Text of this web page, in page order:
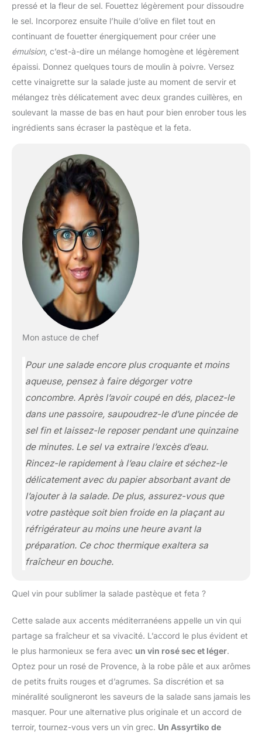
pressé et la fleur de sel. Fouettez légèrement pour dissoudre
le sel. Incorporez ensuite l’huile d’olive en filet tout en
continuant de fouetter énergiquement pour créer une
émulsion, c’est-à-dire un mélange homogène et légèrement
épaissi. Donnez quelques tours de moulin à poivre. Versez
cette vinaigrette sur la salade juste au moment de servir et
mélangez très délicatement avec deux grandes cuillères, en
soulevant la masse de bas en haut pour bien enrober tous les
ingrédients sans écraser la pastèque et la feta.
Mon astuce de chef
Pour une salade encore plus croquante et moins
aqueuse, pensez à faire dégorger votre
concombre. Après l’avoir coupé en dés, placez-le
dans une passoire, saupoudrez-le d’une pincée de
sel fin et laissez-le reposer pendant une quinzaine
de minutes. Le sel va extraire l’excès d’eau.
Rincez-le rapidement à l’eau claire et séchez-le
délicatement avec du papier absorbant avant de
l’ajouter à la salade. De plus, assurez-vous que
votre pastèque soit bien froide en la plaçant au
réfrigérateur au moins une heure avant la
préparation. Ce choc thermique exaltera sa
fraîcheur en bouche.
Quel vin pour sublimer la salade pastèque et feta ?
Cette salade aux accents méditerranéens appelle un vin qui
partage sa fraîcheur et sa vivacité. L’accord le plus évident et
le plus harmonieux se fera avec un vin rosé sec et léger.
Optez pour un rosé de Provence, à la robe pâle et aux arômes
de petits fruits rouges et d’agrumes. Sa discrétion et sa
minéralité souligneront les saveurs de la salade sans jamais les
masquer. Pour une alternative plus originale et un accord de
terroir, tournez-vous vers un vin grec. Un Assyrtiko de